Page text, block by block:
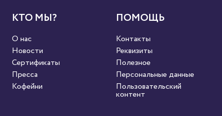
КТО МЫ?
О нас
Новости
Сертификаты
Пресса
Кофейни
ПОМОЩЬ
Контакты
Реквизиты
Полезное
Персональные данные
Пользовательский
контент